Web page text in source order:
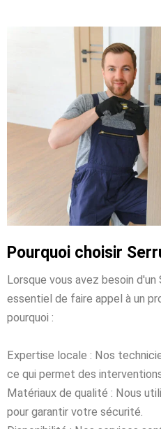
Pourquoi choisir
Lorsque vous avez besoin d'un
essentiel de faire appel à un
pourquoi :
Expertise locale : Nos
ce qui permet des
Matériaux de qualité : Nous
pour garantir votre sécurité.